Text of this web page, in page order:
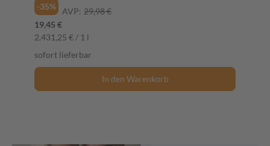
-35%
AVP: 29,98 €
19,45 €
2.431,25 € / 1 l
sofort lieferbar
In den Warenkorb